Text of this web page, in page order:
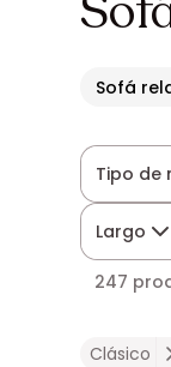
Sofá
Tipo de
Largo
247
Clásico